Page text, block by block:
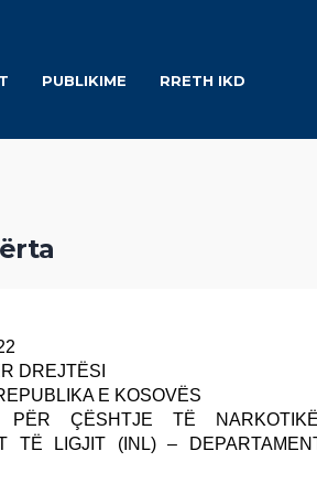
PUBLIKIME RRETH IKD
Shala)
DREJTËSI
E KOSOVËS
PËR ÇËSHTJE TË
TË LIGJIT (INL) –